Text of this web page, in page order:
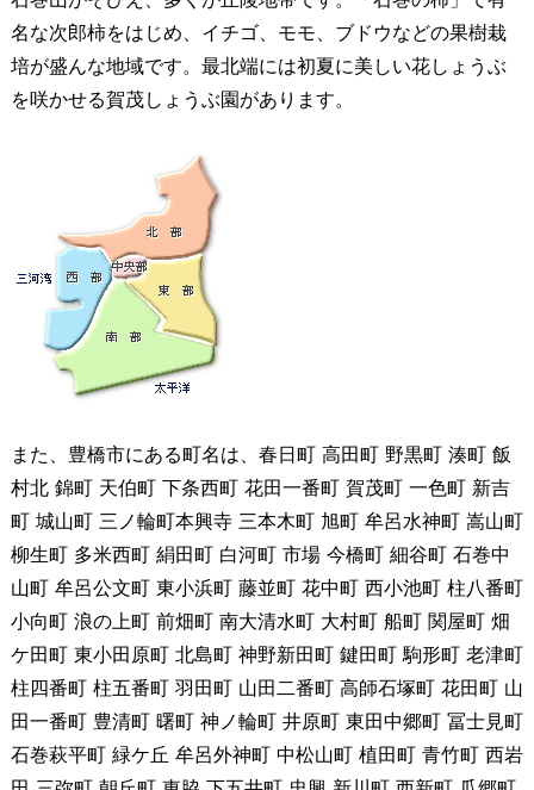
名な次郎柿をはじめ、イチゴ、モモ、ブドウなどの果樹栽
培が盛んな地域です。最北端には初夏に美しい花しょうぶ
を咲かせる賀茂しょうぶ園があります。
また、豊橋市にある町名は、春日町 高田町 野黒町 湊町 飯
村北 錦町 天伯町 下条西町 花田一番町 賀茂町 一色町 新吉
町 城山町 三ノ輪町本興寺 三本木町 旭町 牟呂水神町 嵩山町
柳生町 多米西町 絹田町 白河町 市場 今橋町 細谷町 石巻中
山町 牟呂公文町 東小浜町 藤並町 花中町 西小池町 柱八番町
小向町 浪の上町 前畑町 南大清水町 大村町 船町 関屋町 畑
ケ田町 東小田原町 北島町 神野新田町 鍵田町 駒形町 老津町
柱四番町 柱五番町 羽田町 山田二番町 高師石塚町 花田町 山
田一番町 豊清町 曙町 神ノ輪町 井原町 東田中郷町 冨士見町
石巻萩平町 緑ケ丘 牟呂外神町 中松山町 植田町 青竹町 西岩